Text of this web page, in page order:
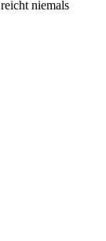
niemals